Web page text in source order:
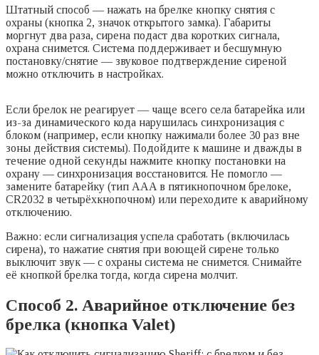
Штатный способ — нажать на брелке кнопку снятия с
охраны (кнопка 2, значок открытого замка). Габариты
моргнут два раза, сирена подаст два коротких сигнала,
охрана снимется. Система поддерживает и бесшумную
постановку/снятие — звуковое подтверждение сиреной
можно отключить в настройках.
Если брелок не реагирует — чаще всего села батарейка или
из-за динамического кода нарушилась синхронизация с
блоком (например, если кнопку нажимали более 30 раз вне
зоны действия системы). Подойдите к машине и дважды в
течение одной секунды нажмите кнопку постановки на
охрану — синхронизация восстановится. Не помогло —
замените батарейку (тип AAA в пятикнопочном брелоке,
CR2032 в четырёхкнопочном) или переходите к аварийному
отключению.
Важно: если сигнализация успела сработать (включилась
сирена), то нажатие снятия при воющей сирене только
выключит звук — с охраны система не снимется. Снимайте
её кнопкой брелка тогда, когда сирена молчит.
Способ 2. Аварийное отключение без
брелка (кнопка Valet)